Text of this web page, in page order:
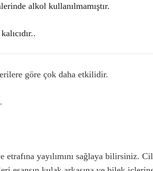
alkol kullanılmamıştır.
göre çok daha etkilidir.
yayılımını sağlaya bilirsiniz.